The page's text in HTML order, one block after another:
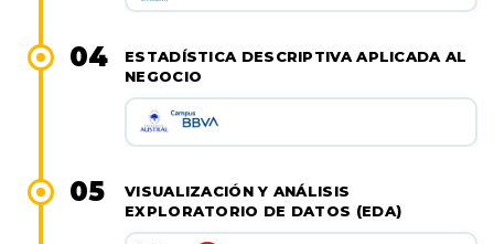
ESTADÍSTICA DESCRIPTIVA APLICADA AL
NEGOCIO
04
VISUALIZACIÓN Y ANÁLISIS
EXPLORATORIO DE DATOS (EDA)
05